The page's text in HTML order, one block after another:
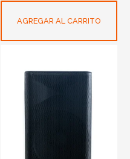
AGREGAR AL CARRITO